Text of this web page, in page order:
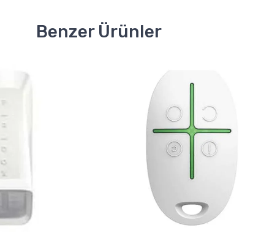
Benzer Ürünler